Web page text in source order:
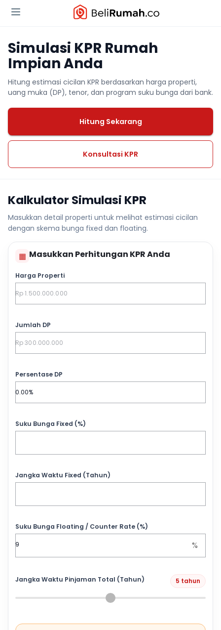
Simulasi KPR Rumah
Impian Anda
Hitung estimasi cicilan KPR berdasarkan harga properti,
uang muka (DP), tenor, dan program suku bunga dari bank.
Hitung Sekarang
Konsultasi KPR
Kalkulator Simulasi KPR
Masukkan detail properti untuk melihat estimasi cicilan
dengan skema bunga fixed dan floating.
▦ Masukkan Perhitungan KPR Anda
Harga Properti
Jumlah DP
Persentase DP
Suku Bunga Fixed (%)
Jangka Waktu Fixed (Tahun)
Suku Bunga Floating / Counter Rate (%)
%
Jangka Waktu Pinjaman Total (Tahun) 5 tahun